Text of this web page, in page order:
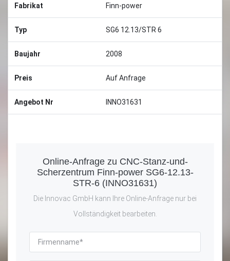
Fabrikat Finn-power
Typ SG6 12.13/STR 6
Baujahr 2008
Preis Auf Anfrage
Angebot Nr INNO31631
Online-Anfrage zu CNC-Stanz-und-
Scherzentrum Finn-power SG6-12.13-
STR-6 (INNO31631)
Die Innovac GmbH kann Ihre Online-Anfrage nur bei
Vollständigkeit bearbeiten.